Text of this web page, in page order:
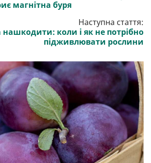
магнітна буря
Наступна стаття:
коли і як не потрібно
підживлювати рослини